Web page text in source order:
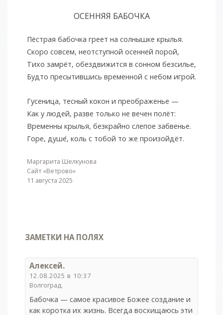
ОСЕННЯЯ БАБОЧКА
Пёстрая бабочка греет на солнышке крылья.
Скоро совсем, неотступной осенней порой,
Тихо замрёт, обездвижится в сонном безсилье,
Будто пресытившись временной с небом игрой.
Гусеница, тесный кокон и преображенье —
Как у людей, разве только не вечен полёт:
Временны крылья, безкрайно слепое забвенье.
Горе, душе, коль с тобой то же произойдёт.
Маргарита Шелкунова
Сайт «Ветрово»
11 августа 2025
ЗАМЕТКИ НА ПОЛЯХ
Алексей.
12.08.2025 в 10:37
Волгоград.
Бабочка — самое красивое Божее создание и
как коротка их жизнь. Всегда восхищаюсь эти